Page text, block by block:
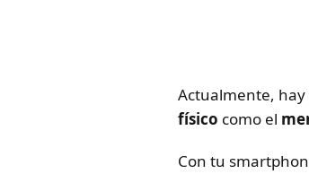
Actualmente, hay
físico como el
Con tu